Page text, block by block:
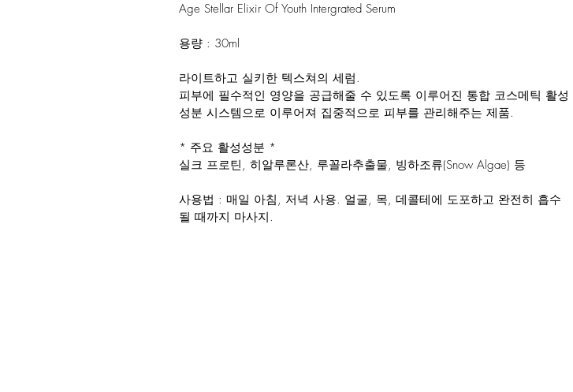
Age Stellar Elixir Of Youth Intergrated Serum
용량 : 30ml
라이트하고 실키한 텍스쳐의 세럼.
피부에 필수적인 영양을 공급해줄 수 있도록 이루어진 통합 코스메틱 활성
성분 시스템으로 이루어져 집중적으로 피부를 관리해주는 제품.
* 주요 활성성분 *
실크 프로틴, 히알루론산, 루꼴라추출물, 빙하조류(Snow Algae) 등
사용법 : 매일 아침, 저녁 사용. 얼굴, 목, 데콜테에 도포하고 완전히 흡수
될 때까지 마사지.